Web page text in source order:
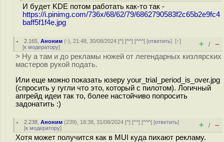
И будет KDE потом работать как-то так -
https://i.pinimg.com/736x/68/62/79/6862790583f2c65b2e9fc4
baff5f1f4e.jpg
2.165 ,Аноним (-), 21:48, 30/08/2024 [^] [^^] [^^^] [ответить][↑]
[к модератору] + / –
> Ну а там и до рекламы ножей от легендарных кизлярских
мастеров рукой подать.
Или еще можно показать юзеру your_trial_period_is_over.jpg
(спросить у гугли что это, который с пилотом). Логичный
апгрейд идеи так то, более настойчиво попросить
задонатить :)
2.238 ,Аноним (239), 18:38, 31/08/2024 [^] [^^] [^^^] [ответить]
[к модератору] + / –
Хотя может получится как в MUI куда пихают рекламу.